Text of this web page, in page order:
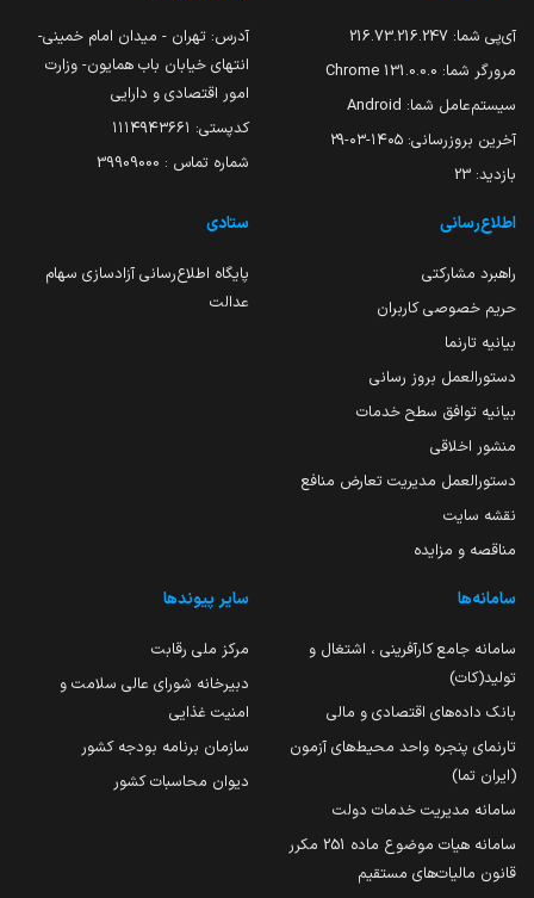
آی‌پی شما: 216.73.216.247
مرورگر شما: 131.0.0.0 Chrome
سیستم‌عامل شما: Android
آخرین بروزرسانی: ۱۴۰۵-۰۳-۲۹
بازدید: 23
آدرس: تهران - میدان امام خمینی-
انتهای خیابان باب همایون- وزارت
امور اقتصادی و دارایی
کدپستی: ۱۱۱۴۹۴۳۶۶۱
شماره تماس : 39909000
اطلاع‌رسانی
راهبرد مشارکتی
حریم خصوصی کاربران
بیانیه تارنما
دستورالعمل بروز رسانی
بیانیه توافق سطح خدمات
منشور اخلاقی
دستورالعمل مدیریت تعارض منافع
نقشه سایت
مناقصه و مزایده
ستادی
پایگاه اطلاع‌رسانی آزادسازی سهام
عدالت
سامانه‌ها
سامانه جامع کارآفرینی ، اشتغال و
تولید(کات)
بانک داده‌های اقتصادی و مالی
تارنمای پنجره واحد محیط‌های آزمون
(ایران تما)
سامانه مدیریت خدمات دولت
سامانه هیات موضوع ماده 251 مکرر
قانون مالیات‌های مستقیم
سایر پیوندها
مرکز ملی رقابت
دبیرخانه شورای عالی سلامت و
امنیت غذایی
سازمان برنامه بودجه کشور
دیوان محاسبات کشور